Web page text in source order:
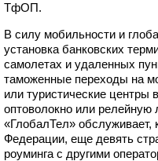
ТфОП.
В силу мобильности и
установка банковских
самолетах и удаленных
таможенные переходы на
или туристические центры
оптоволокно или
«ГлобалТел» обслуживает,
Федерации, еще девять
роуминга с другими